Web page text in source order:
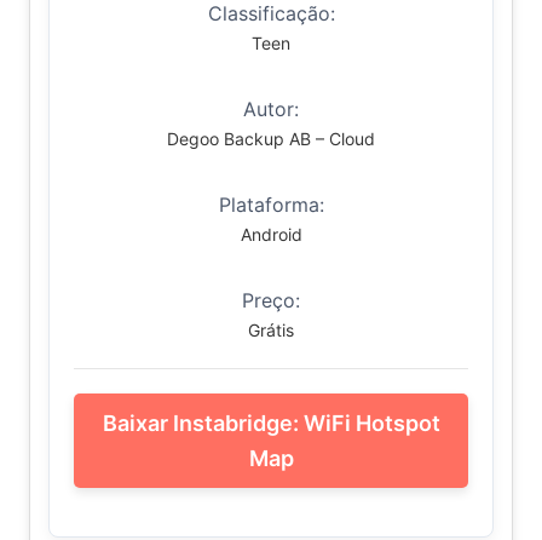
Classificação:
Teen
Autor:
Degoo Backup AB – Cloud
Plataforma:
Android
Preço:
Grátis
Baixar Instabridge: WiFi Hotspot
Map